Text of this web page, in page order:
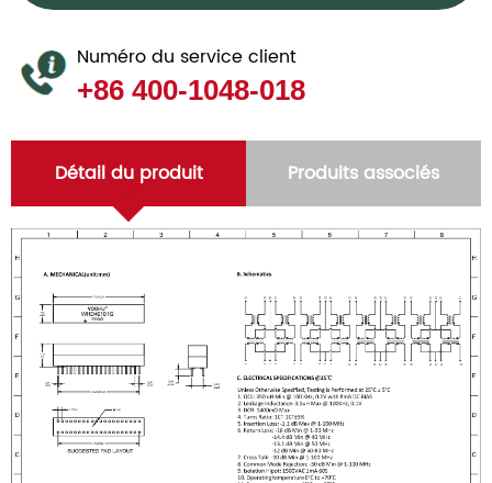
Numéro du service client
+86 400-1048-018
Détail du produit Produits associés